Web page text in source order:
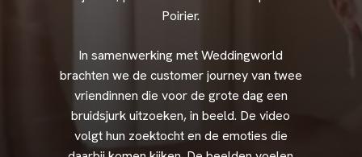
Poirier.
In samenwerking met Weddingworld
brachten we de customerjourneyvan twee
vriendinnen die voorde grote dageen
bruidsjurk uitzoeken, in beeld. De video
volgthun zoektochten de emoties die